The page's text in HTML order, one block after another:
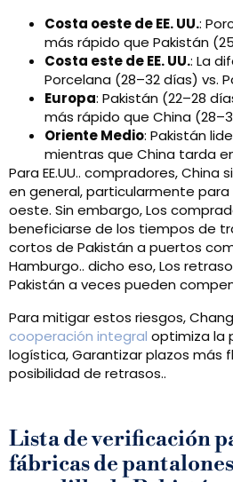
Costa oeste de EE. UU.:
más rápido que Pakistán
Costa este de EE. UU.: La
Porcelana (28–32 días) vs.
Europa: Pakistán (22–28
más rápido que China
Oriente Medio: Pakistán
mientras que China tarda
Para EE.UU.. compradores,
en general, particularmente
oeste. Sin embargo, Los
beneficiarse de los tiempos de
cortos de Pakistán a puertos
Hamburgo.. dicho eso, Los
Pakistán a veces pueden
Para mitigar estos riesgos,
cooperación integral optimiza la
logística, Garantizar plazos más
posibilidad de retrasos..
Lista de verificación
fábricas de